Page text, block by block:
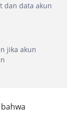
dan data akun
jika akun